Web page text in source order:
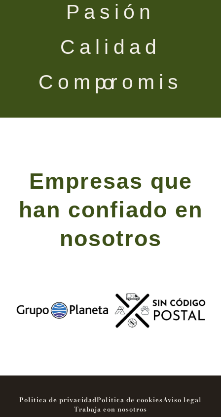
Pasión
Calidad
Compromiso
Empresas que
han confiado en
nosotros
Politica de privacidadPolitica de cookiesAviso legal
Trabaja con nosotros